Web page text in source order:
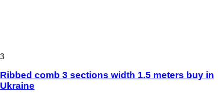
3
Ribbed comb 3 sections width 1.5 meters buy in
Ukraine